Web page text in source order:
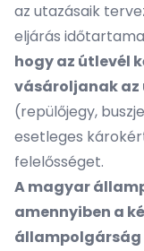
az utazásaik
eljárás
hogy az útlevél
vásároljanak az
(repülőjegy,
esetleges
felelősséget.
A magyar
amennyiben a
állampolgárság